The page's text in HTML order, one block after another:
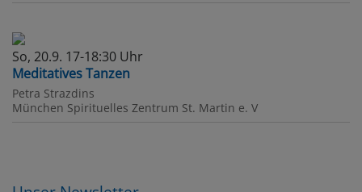
So, 20.9. 17-18:30 Uhr
Meditatives Tanzen
Petra Strazdins
München Spirituelles Zentrum St. Martin e. V